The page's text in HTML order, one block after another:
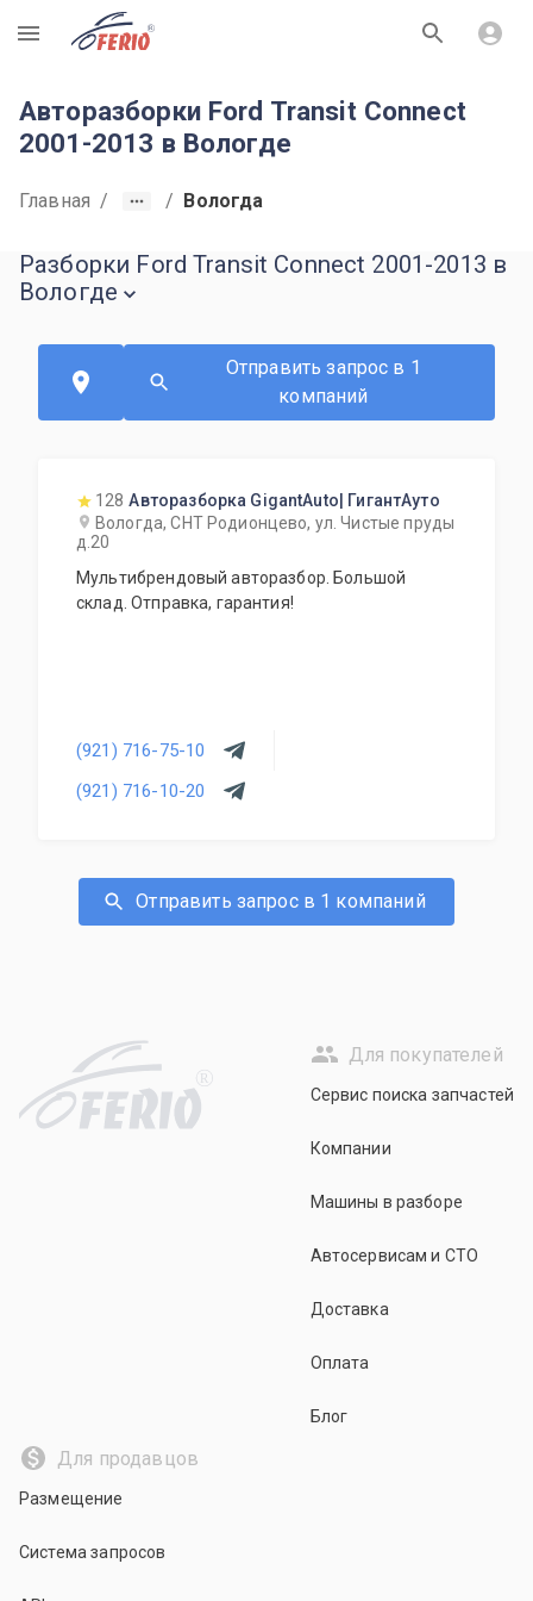
R
Авторазборки Ford Transit Connect
2001-2013 в Вологде
Главная / / Вологда
Разборки Ford Transit Connect 2001-2013 в
Вологде
Отправить запрос в 1
компаний
128 Авторазборка GigantAuto| ГигантАуто
Вологда, СНТ Родионцево, ул. Чистые пруды
д.20
Мультибрендовый авторазбор. Большой
склад. Отправка, гарантия!
(921) 716-75-10
(921) 716-10-20
Отправить запрос в 1 компаний
R
Для покупателей
Сервис поиска запчастей
Компании
Машины в разборе
Автосервисам и СТО
Доставка
Оплата
Блог
Для продавцов
Размещение
Система запросов